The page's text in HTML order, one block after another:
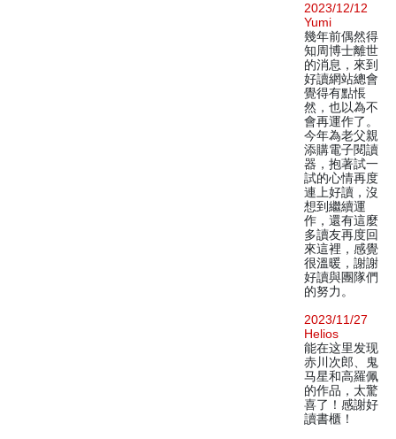
2023/12/12
Yumi
幾年前偶然得
知周博士離世
的消息，來到
好讀網站總會
覺得有點悵
然，也以為不
會再運作了。
今年為老父親
添購電子閱讀
器，抱著試一
試的心情再度
連上好讀，沒
想到繼續運
作，還有這麼
多讀友再度回
來這裡，感覺
很溫暖，謝謝
好讀與團隊們
的努力。
2023/11/27
Helios
能在这里发现
赤川次郎、鬼
马星和高羅佩
的作品，太驚
喜了！感謝好
讀書櫃！